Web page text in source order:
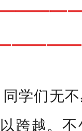
同学们无
跨越。